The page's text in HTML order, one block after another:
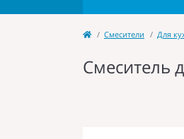
Cмесители Для
Смеситель